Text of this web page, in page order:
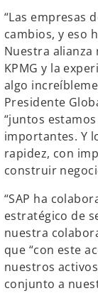
“Las empresas
cambios, y eso
Nuestra alianza
KPMG y la
algo
Presidente
“juntos
importantes. Y
rapidez, con
construir
“SAP ha
estratégico de
nuestra
que “con este
nuestros
conjunto a